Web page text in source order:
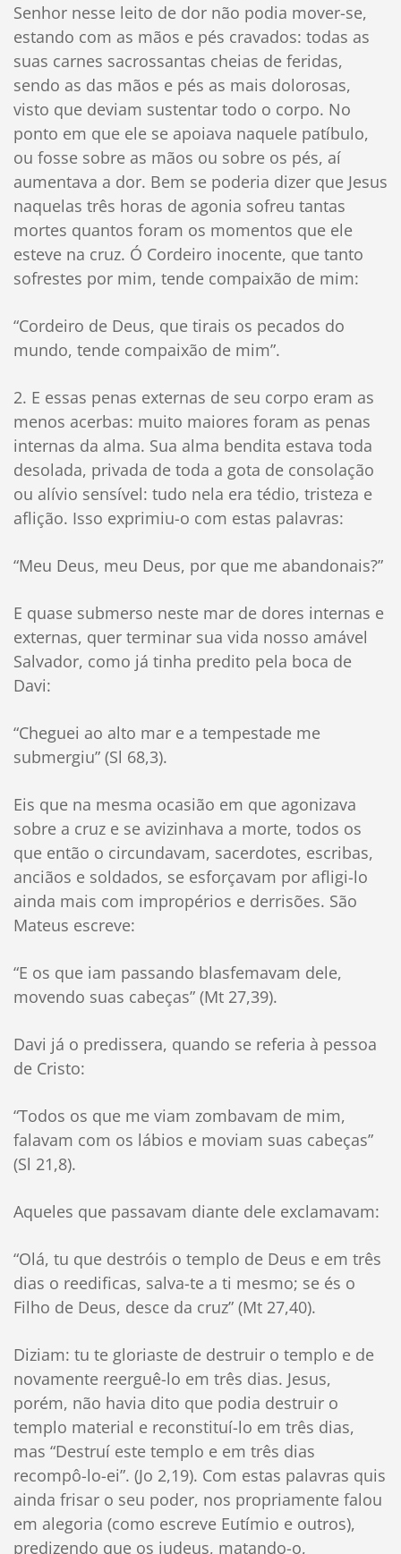
Senhor nesse leito de dor não podia mover-se,
estando com as mãos e pés cravados: todas as
suas carnes sacrossantas cheias de feridas,
sendo as das mãos e pés as mais dolorosas,
visto que deviam sustentar todo o corpo. No
ponto em que ele se apoiava naquele patíbulo,
ou fosse sobre as mãos ou sobre os pés, aí
aumentava a dor. Bem se poderia dizer que Jesus
naquelas três horas de agonia sofreu tantas
mortes quantos foram os momentos que ele
esteve na cruz. Ó Cordeiro inocente, que tanto
sofrestes por mim, tende compaixão de mim:
“Cordeiro de Deus, que tirais os pecados do
mundo, tende compaixão de mim”.
2. E essas penas externas de seu corpo eram as
menos acerbas: muito maiores foram as penas
internas da alma. Sua alma bendita estava toda
desolada, privada de toda a gota de consolação
ou alívio sensível: tudo nela era tédio, tristeza e
aflição. Isso exprimiu-o com estas palavras:
“Meu Deus, meu Deus, por que me abandonais?”
E quase submerso neste mar de dores internas e
externas, quer terminar sua vida nosso amável
Salvador, como já tinha predito pela boca de
Davi:
“Cheguei ao alto mar e a tempestade me
submergiu” (Sl 68,3).
Eis que na mesma ocasião em que agonizava
sobre a cruz e se avizinhava a morte, todos os
que então o circundavam, sacerdotes, escribas,
anciãos e soldados, se esforçavam por afligi-lo
ainda mais com impropérios e derrisões. São
Mateus escreve:
“E os que iam passando blasfemavam dele,
movendo suas cabeças” (Mt 27,39).
Davi já o predissera, quando se referia à pessoa
de Cristo:
“Todos os que me viam zombavam de mim,
falavam com os lábios e moviam suas cabeças”
(Sl 21,8).
Aqueles que passavam diante dele exclamavam:
“Olá, tu que destróis o templo de Deus e em três
dias o reedificas, salva-te a ti mesmo; se és o
Filho de Deus, desce da cruz” (Mt 27,40).
Diziam: tu te gloriaste de destruir o templo e de
novamente reerguê-lo em três dias. Jesus,
porém, não havia dito que podia destruir o
templo material e reconstituí-lo em três dias,
mas “Destruí este templo e em três dias
recompô-lo-ei”. (Jo 2,19). Com estas palavras quis
ainda frisar o seu poder, nos propriamente falou
em alegoria (como escreve Eutímio e outros),
predizendo que os judeus, matando-o,